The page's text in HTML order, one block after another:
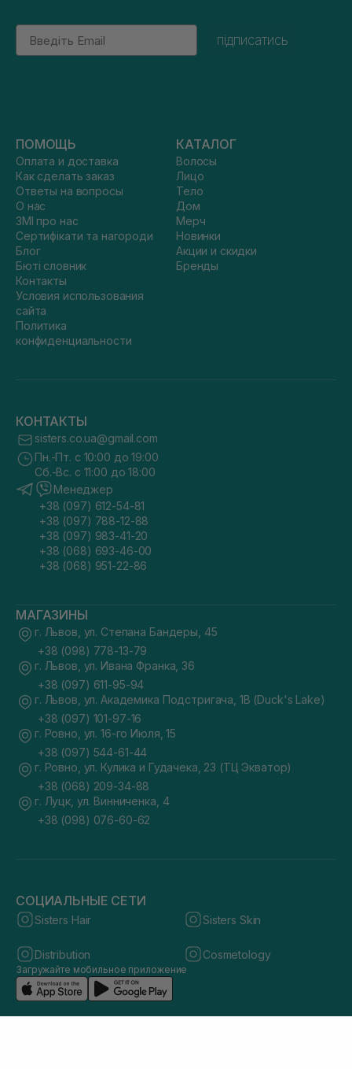
Email
підписатись
ПОМОЩЬ
Оплата и доставка
Как сделать заказ
Ответы на вопросы
О нас
ЗМІ про нас
Сертифікати та нагороди
Блог
Бюті словник
Контакты
Условия использования
сайта
Политика
конфиденциальности
КАТАЛОГ
Волосы
Лицо
Тело
Дом
Мерч
Новинки
Акции и скидки
Бренды
КОНТАКТЫ
sisters.co.ua@gmail.com
Пн.-Пт. с 10:00 до 19:00
Сб.-Вс. с 11:00 до 18:00
Менеджер
+38 (097) 612-54-81
+38 (097) 788-12-88
+38 (097) 983-41-20
+38 (068) 693-46-00
+38 (068) 951-22-86
МАГАЗИНЫ
г. Львов, ул. Степана Бандеры, 45
+38 (098) 778-13-79
г. Львов, ул. Ивана Франка, 36
+38 (097) 611-95-94
г. Львов, ул. Академика Подстригача, 1В (Duck's Lake)
+38 (097) 101-97-16
г. Ровно, ул. 16-го Июля, 15
+38 (097) 544-61-44
г. Ровно, ул. Кулика и Гудачека, 23 (ТЦ Экватор)
+38 (068) 209-34-88
г. Луцк, ул. Винниченка, 4
+38 (098) 076-60-62
СОЦИАЛЬНЫЕ СЕТИ
Sisters Hair Sisters Skin
Distribution Cosmetology
Загружайте мобильное приложение